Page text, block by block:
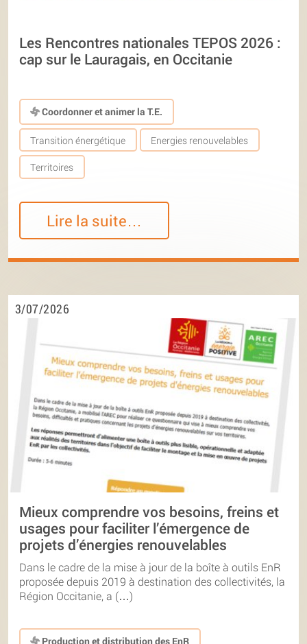
Les Rencontres nationales TEPOS 2026 :
cap sur le Lauragais, en Occitanie
Coordonner et animer la T.E.
Transition énergétique Energies renouvelables
Territoires
Lire la suite…
3/07/2026
Mieux comprendre vos besoins, freins et
usages pour faciliter l’émergence de
projets d’énergies renouvelables
Dans le cadre de la mise à jour de la boîte à outils EnR
proposée depuis 2019 à destination des collectivités, la
Région Occitanie, a (…)
Production et distribution des EnR